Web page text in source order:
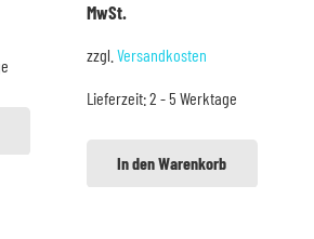
MwSt.
zzgl. Versandkosten
Lieferzeit:2 - 5 Werktage
In den Warenkorb